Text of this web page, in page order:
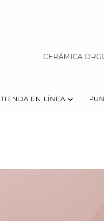
CERÁMICA
TIENDA EN LÍNEA
CERÁMICA
TIENDA EN LÍNEA